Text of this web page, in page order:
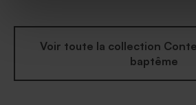
Voir toute la collection
baptême